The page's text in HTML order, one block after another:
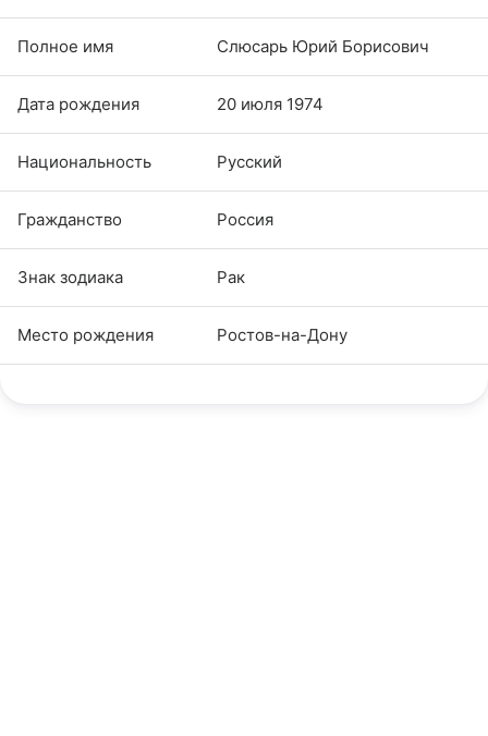
Полное имя Слюсарь Юрий Борисович
Дата рождения 20 июля 1974
Национальность Русский
Гражданство Россия
Знак зодиака Рак
Место рождения Ростов-на-Дону